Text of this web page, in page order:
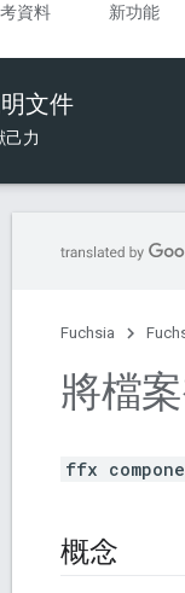
資料 新功能
文件
己力
Fuchsia
將檔
ffx
概念